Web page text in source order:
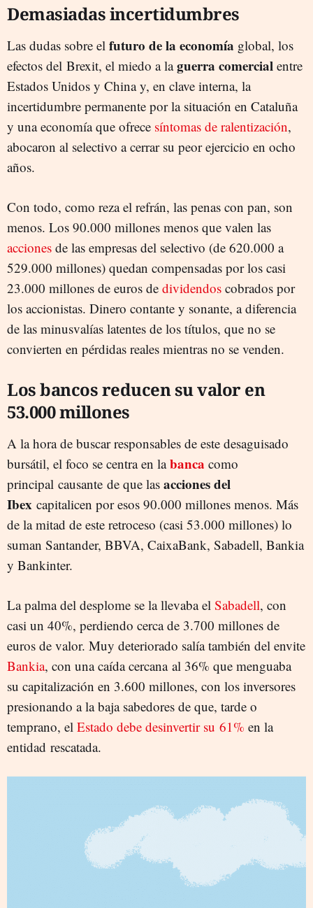
Demasiadas incertidumbres
Las dudas sobre el futuro de la economía global, los
efectos del Brexit, el miedo a laguerra comercial entre
Estados Unidos y China y, en clave interna, la
incertidumbre permanente por la situación en Cataluña
y una economía que ofrece síntomas de ralentización,
abocaron al selectivo a cerrar su peor ejercicio en ocho
años.
Con todo, como reza el refrán, las penas con pan, son
menos. Los 90.000 millones menos que valen las
acciones de las empresas del selectivo (de 620.000 a
529.000 millones) quedan compensadas por los casi
23.000 millones de euros de dividendos cobrados por
los accionistas. Dinero contante y sonante, a diferencia
de las minusvalías latentes de los títulos, que no se
convierten en pérdidas reales mientras no se venden.
Los bancos reducen su valor en
53.000 millones
A la hora de buscar responsables de este desaguisado
bursátil, el foco se centra en labanca como
principal causante de que las acciones del
Ibex capitalicen por esos 90.000 millones menos. Más
de la mitad de este retroceso (casi 53.000 millones) lo
suman Santander, BBVA, CaixaBank, Sabadell, Bankia
y Bankinter.
La palma del desplome se la llevaba el Sabadell, con
casi un 40%, perdiendo cerca de 3.700 millones de
euros de valor. Muy deteriorado salía también del envite
Bankia, con una caída cercana al 36% que menguaba
su capitalización en 3.600 millones, con los inversores
presionando a la baja sabedores de que, tarde o
temprano, el Estado debe desinvertir su 61% en la
entidad rescatada.